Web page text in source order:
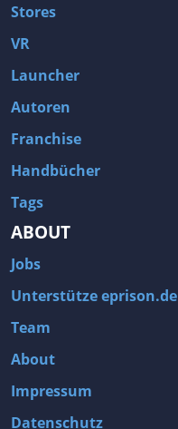
Stores
VR
Launcher
Autoren
Franchise
Handbücher
Tags
ABOUT
Jobs
Unterstütze eprison.de
Team
About
Impressum
Datenschutz